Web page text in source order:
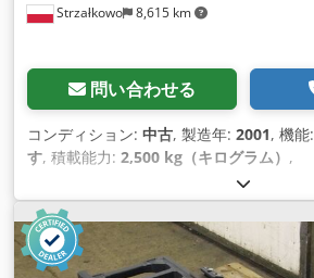
Strzałkowo 8,615 km
問い合わせる
コンディション: 中古, 製造年: 2001, 機能:
す, 積載能力: 2,500 kg（キログラム） ,